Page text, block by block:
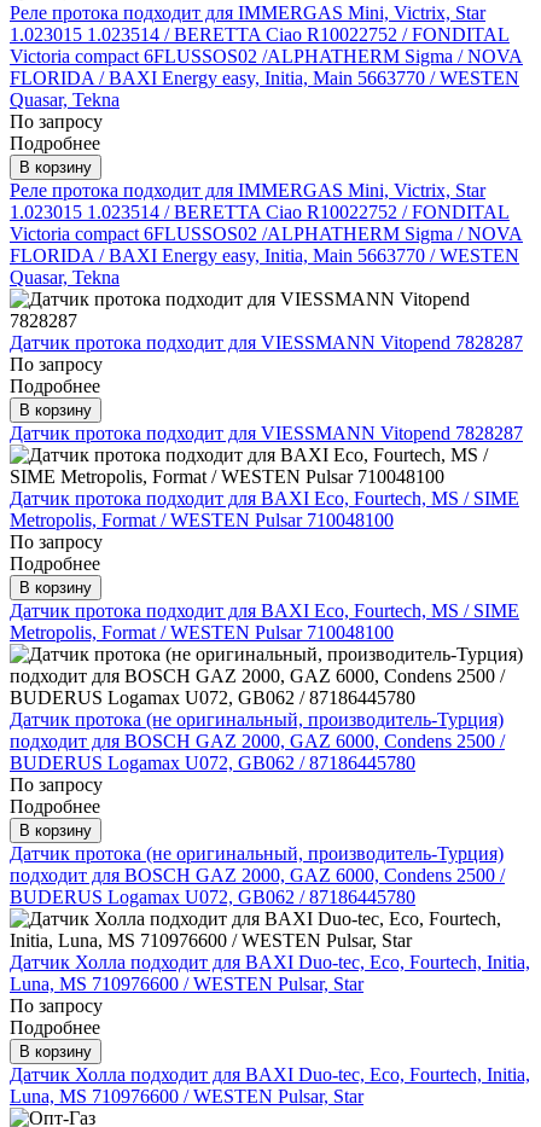
Реле протока подходит для IMMERGAS Mini, Victrix, Star
1.023015 1.023514 / BERETTA Ciao R10022752 / FONDITAL
Victoria compact 6FLUSSOS02 /ALPHATHERM Sigma / NOVA
FLORIDA / BAXI Energy easy, Initia, Main 5663770 / WESTEN
Quasar, Tekna
По запросу
Подробнее
В корзину
Реле протока подходит для IMMERGAS Mini, Victrix, Star
1.023015 1.023514 / BERETTA Ciao R10022752 / FONDITAL
Victoria compact 6FLUSSOS02 /ALPHATHERM Sigma / NOVA
FLORIDA / BAXI Energy easy, Initia, Main 5663770 / WESTEN
Quasar, Tekna
Датчик протока подходит для VIESSMANN Vitopend 7828287
По запросу
Подробнее
В корзину
Датчик протока подходит для VIESSMANN Vitopend 7828287
Датчик протока подходит для BAXI Eco, Fourtech, MS / SIME
Metropolis, Format / WESTEN Pulsar 710048100
По запросу
Подробнее
В корзину
Датчик протока подходит для BAXI Eco, Fourtech, MS / SIME
Metropolis, Format / WESTEN Pulsar 710048100
Датчик протока (не оригинальный, производитель-Турция)
подходит для BOSCH GAZ 2000, GAZ 6000, Condens 2500 /
BUDERUS Logamax U072, GB062 / 87186445780
По запросу
Подробнее
В корзину
Датчик протока (не оригинальный, производитель-Турция)
подходит для BOSCH GAZ 2000, GAZ 6000, Condens 2500 /
BUDERUS Logamax U072, GB062 / 87186445780
Датчик Холла подходит для BAXI Duo-tec, Eco, Fourtech, Initia,
Luna, MS 710976600 / WESTEN Pulsar, Star
По запросу
Подробнее
В корзину
Датчик Холла подходит для BAXI Duo-tec, Eco, Fourtech, Initia,
Luna, MS 710976600 / WESTEN Pulsar, Star